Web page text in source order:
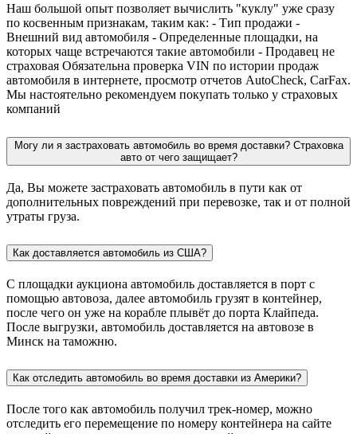
Наш большой опыт позволяет вычислить "куклу" уже сразу
по косвенным признакам, таким как: - Тип продажи -
Внешний вид автомобиля - Определенные площадки, на
которых чаще встречаются такие автомобили - Продавец не
страховая Обязательна проверка VIN по истории продаж
автомобиля в интернете, просмотр отчетов AutoCheck, CarFax.
Мы настоятельно рекомендуем покупать только у страховых
компаний
Могу ли я застраховать автомобиль во время доставки? Страховка
авто от чего защищает?
Да, Вы можете застраховать автомобиль в пути как от
дополнительных повреждений при перевозке, так и от полной
утраты груза.
Как доставляется автомобиль из США?
С площадки аукциона автомобиль доставляется в порт с
помощью автовоза, далее автомобиль грузят в контейнер,
после чего он уже на корабле плывёт до порта Клайпеда.
После выгрузки, автомобиль доставляется на автовозе в
Минск на таможню.
Как отследить автомобиль во время доставки из Америки?
После того как автомобиль получил трек-номер, можно
отследить его перемещение по номеру контейнера на сайте